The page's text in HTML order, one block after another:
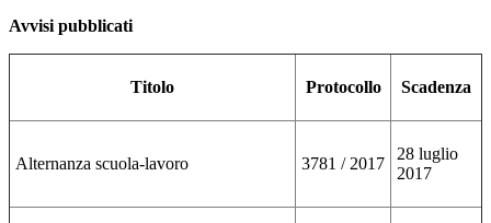
Avvisi pubblicati
Titolo Protocollo Scadenza
Alternanza scuola-lavoro 3781 / 2017
28 luglio
2017